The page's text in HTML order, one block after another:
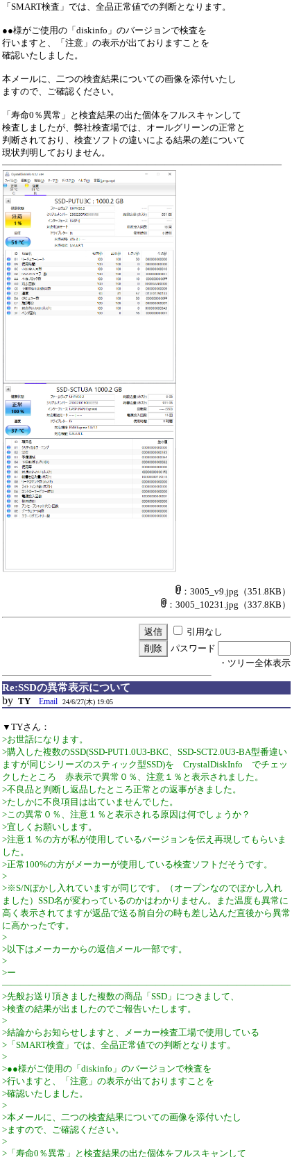
「SMART検査」では、全品正常値での判断となります。
●●様がご使用の「diskinfo」のバージョンで検査を
行いますと、「注意」の表示が出ておりますことを
確認いたしました。
本メールに、二つの検査結果についての画像を添付いたし
ますので、ご確認ください。
「寿命0％異常」と検査結果の出た個体をフルスキャンして
検査しましたが、弊社検査場では、オールグリーンの正常と
判断されており、検査ソフトの違いによる結果の差について
現状判明しておりません。
―――――――――――――――――――――――――――――――
：3005_v9.jpg （351.8KB）
：3005_10231.jpg （337.8KB）
引用なし
パスワード
・ツリー全体表示
Re:SSDの異常表示について
by TY Email 24/6/27(木) 19:05
▼TYさん：
>お世話になります。
>購入した複数のSSD(SSD-PUT1.0U3-BKC、SSD-SCT2.0U3-BA型番違い
ますが同じシリーズのスティック型SSD)を CrystalDiskInfo でチェッ
クしたところ 赤表示で異常０％、注意１％と表示されました。
>不良品と判断し返品したところ正常との返事がきました。
>たしかに不良項目は出ていませんでした。
>この異常０％、注意１％と表示される原因は何でしょうか？
>宜しくお願いします。
>注意１％の方が私が使用しているバージョンを伝え再現してもらいま
した。
>正常100%の方がメーカーが使用している検査ソフトだそうです。
>
>※S/Nぼかし入れていますが同じです。（オープンなのでぼかし入れ
ました）SSD名が変わっているのかはわかりません。また温度も異常に
高く表示されてますが返品で送る前自分の時も差し込んだ直後から異常
に高かったです。
>
>以下はメーカーからの返信メール一部です。
>
>ー
――――――――――――――――――――――――――――――――
>先般お送り頂きました複数の商品「SSD」につきまして、
>検査の結果が出ましたのでご報告いたします。
>
>結論からお知らせしますと、メーカー検査工場で使用している
>「SMART検査」では、全品正常値での判断となります。
>
>●●様がご使用の「diskinfo」のバージョンで検査を
>行いますと、「注意」の表示が出ておりますことを
>確認いたしました。
>
>本メールに、二つの検査結果についての画像を添付いたし
>ますので、ご確認ください。
>
>「寿命0％異常」と検査結果の出た個体をフルスキャンして